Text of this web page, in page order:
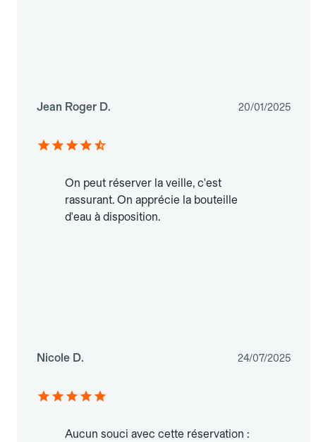
Jean Roger D. 20/01/2025
On peut réserver la veille, c'est
rassurant. On apprécie la bouteille
d'eau à disposition.
Nicole D. 24/07/2025
Aucun souci avec cette réservation :